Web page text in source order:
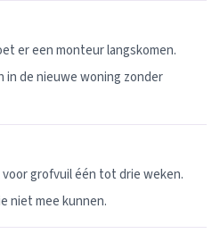
er een monteur langskomen.
in de nieuwe woning zonder
grofvuil één tot drie weken.
niet mee kunnen.